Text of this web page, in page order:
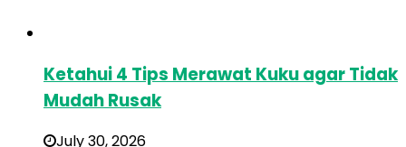
Ketahui 4 Tips Merawat Kuku agar Tidak
Mudah Rusak
July 30, 2026